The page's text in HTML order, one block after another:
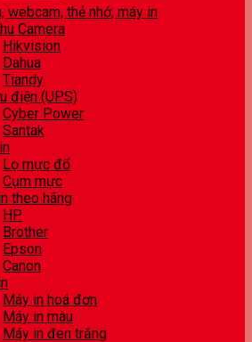
webcam, thẻ nhớ, máy in
Camera
Hikvision
Dahua
Tiandy
điện (UPS)
Cyber Power
Santak
Lọ mực đổ
Cụm mực
theo hãng
HP
Brother
Epson
Canon
Máy in hoá đơn
Máy in màu
Máy in đen trắng